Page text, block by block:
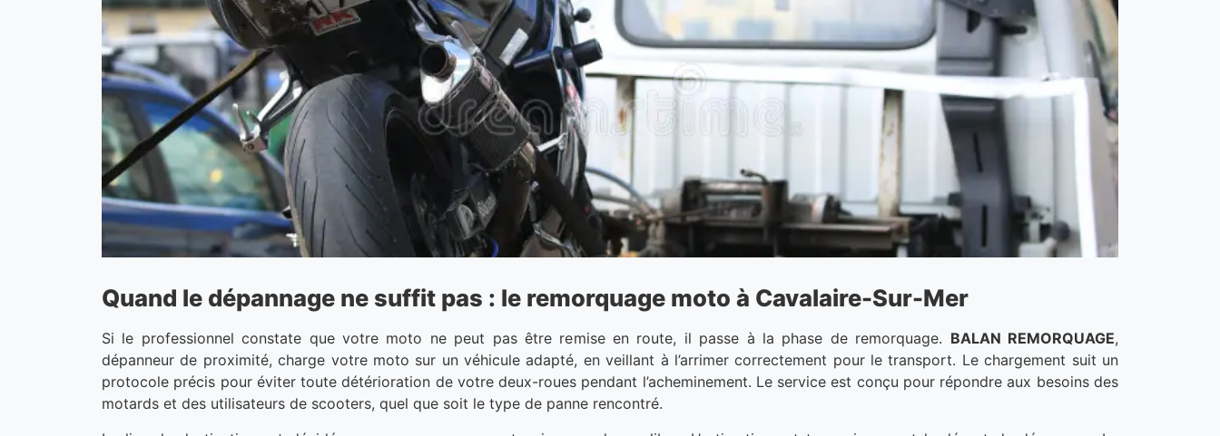
Quand le dépannage ne suffit pas : le remorquage moto à Cavalaire-Sur-Mer
Si le professionnel constate que votre moto ne peut pas être remise en route, il passe à la phase de remorquage. BALAN REMORQUAGE,
dépanneur de proximité, charge votre moto sur un véhicule adapté, en veillant à l’arrimer correctement pour le transport. Le chargement suit un
protocole précis pour éviter toute détérioration de votre deux-roues pendant l’acheminement. Le service est conçu pour répondre aux besoins des
motards et des utilisateurs de scooters, quel que soit le type de panne rencontré.